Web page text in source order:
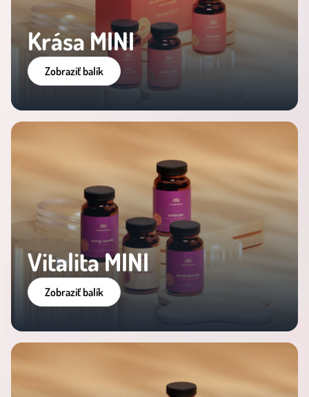
Krása MINI
Zobraziť balík
Vitalita MINI
Zobraziť balík